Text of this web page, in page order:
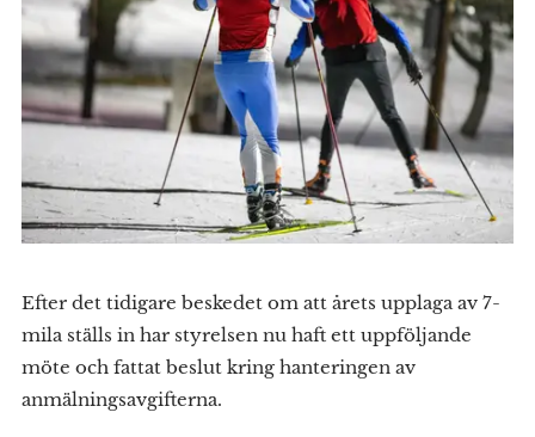
Efter det tidigare beskedet om att årets upplaga av 7-
mila ställs in har styrelsen nu haft ett uppföljande
möte och fattat beslut kring hanteringen av
anmälningsavgifterna.